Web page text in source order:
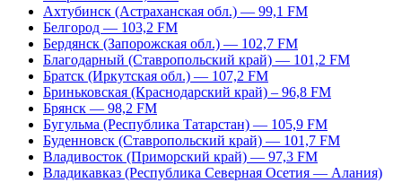
Ахтубинск (Астраханская обл.) — 99,1 FM
Белгород — 103,2 FM
Бердянск (Запорожская обл.) — 102,7 FM
Благодарный (Ставропольский край) — 101,2 FM
Братск (Иркутская обл.) — 107,2 FM
Бриньковская (Краснодарский край) – 96,8 FM
Брянск — 98,2 FM
Бугульма (Республика Татарстан) — 105,9 FM
Буденновск (Ставропольский край) — 101,7 FM
Владивосток (Приморский край) — 97,3 FM
Владикавказ (Республика Северная Осетия — Алания)